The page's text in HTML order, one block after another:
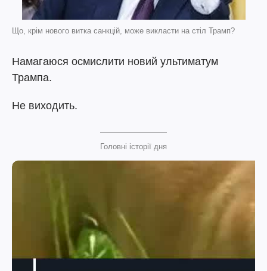
Що, крім нового витка санкцій, може викласти на стіл Трамп?
Намагаюся осмислити новий ультиматум
Трампа.
Не виходить.
Головні історії дня